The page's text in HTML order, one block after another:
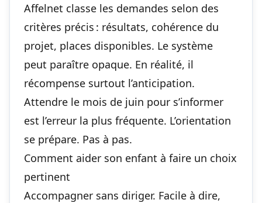
Affelnet classe les demandes selon des
critères précis : résultats, cohérence du
projet, places disponibles. Le système
peut paraître opaque. En réalité, il
récompense surtout l’anticipation.
Attendre le mois de juin pour s’informer
est l’erreur la plus fréquente. L’orientation
se prépare. Pas à pas.
Comment aider son enfant à faire un choix
pertinent
Accompagner sans diriger. Facile à dire,